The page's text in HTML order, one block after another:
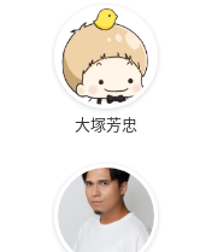
大塚芳忠